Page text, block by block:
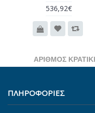
536,92€
ΑΡΙΘΜΟΣ
ΠΛΗΡΟΦΟΡΊΕΣ